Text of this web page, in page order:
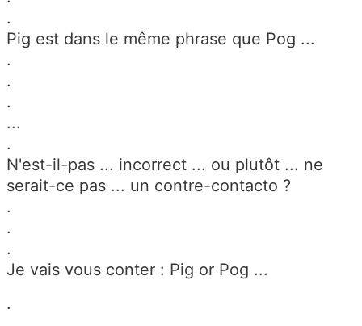
.
Pig est dans le même phrase que Pog ...
.
.
.
...
.
N'est-il-pas ... incorrect ... ou plutôt ... ne
serait-ce pas ... un contre-contacto ?
.
.
.
Je vais vous conter : Pig or Pog ...
.